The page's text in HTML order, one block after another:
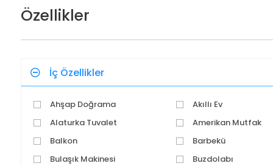
Özellikler
İç Özellikler
Ahşap Doğrama Akıllı Ev
Alaturka Tuvalet
Amerikan Mutfak
Balkon
Barbekü
Bulaşık Makinesi
Buzdolabı